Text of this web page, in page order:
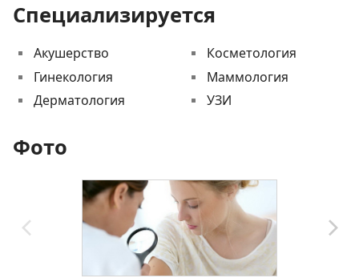
Специализируется
Акушерство
Гинекология
Дерматология
Косметология
Маммология
УЗИ
Фото